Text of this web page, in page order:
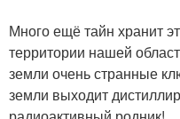
Много ещё тайн хранит
территории нашей
земли очень странные
земли выходит